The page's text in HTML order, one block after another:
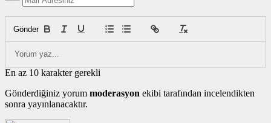
Gönder
En az 10 karakter gerekli
Gönderdiğiniz yorum moderasyon ekibi tarafından incelendikten
sonra yayınlanacaktır.